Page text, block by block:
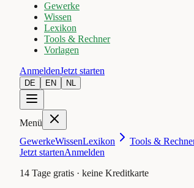
Gewerke
Wissen
Lexikon
Tools & Rechner
Vorlagen
AnmeldenJetzt starten
DE EN NL
Menü
GewerkeWissenLexikon Tools &
Jetzt startenAnmelden
14 Tage gratis · keine Kreditkarte